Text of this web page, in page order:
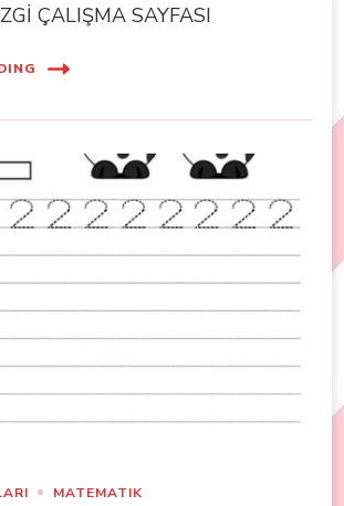
ÇALIŞMA SAYFASI
MATEMATIK